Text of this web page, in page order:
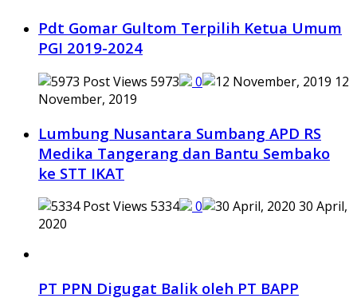
Pdt Gomar Gultom Terpilih Ketua Umum
PGI 2019-2024
5973 0
12
November, 2019
Lumbung Nusantara Sumbang APD RS
Medika Tangerang dan Bantu Sembako
ke STT IKAT
5334 0
30 April,
2020
PT PPN Digugat Balik oleh PT BAPP